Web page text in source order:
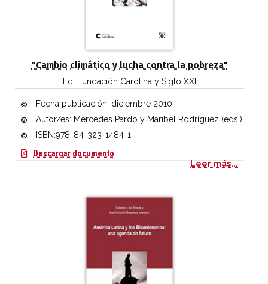
"Cambio climático y lucha contra la pobreza"
Ed. Fundación Carolina y Siglo XXI
Fecha publicación: diciembre 2010
Autor/es: Mercedes Pardo y Maribel Rodríguez (eds.)
ISBN:978-84-323-1484-1
Descargar documento
Leer más...